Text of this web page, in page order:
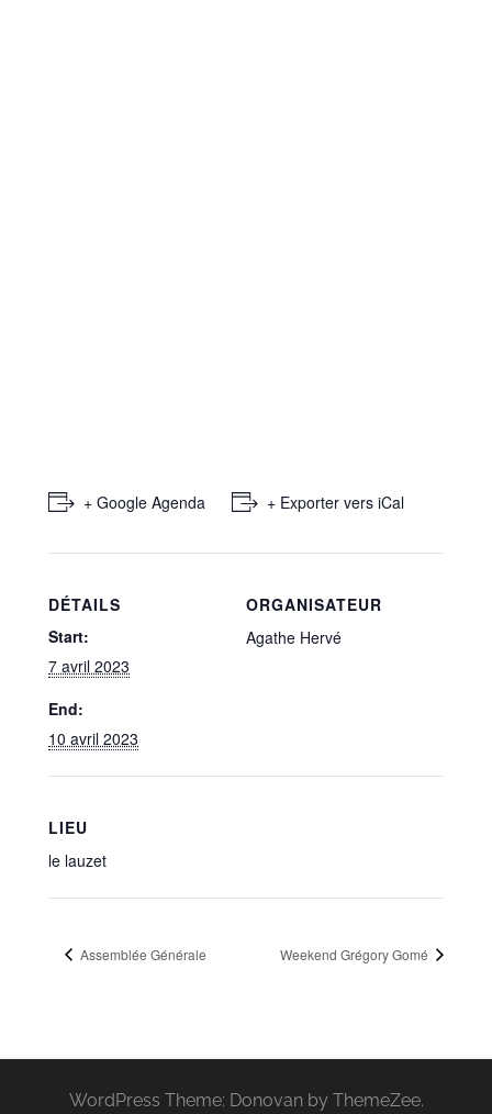
+ Google Agenda + Exporter vers iCal
DÉTAILS
Start:
7 avril 2023
End:
10 avril 2023
ORGANISATEUR
Agathe Hervé
LIEU
le lauzet
Assemblée Générale Weekend Grégory Gomé
WordPress Theme: Donovan by ThemeZee.